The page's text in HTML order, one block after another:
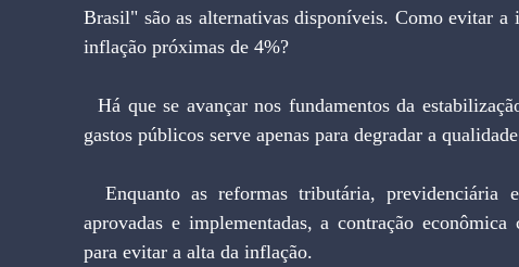
Brasil" são as alternativas disponíveis. Como evitar a
inflação próximas de 4%?
  Há que se avançar nos fundamentos da estabilização. O ajuste fiscal não foi feito. O arrocho nos
gastos públicos serve apenas para degradar a
  Enquanto as reformas tributária, previdenciária e administrativa do setor público não forem
aprovadas e implementadas, a contração
para evitar a alta da inflação.